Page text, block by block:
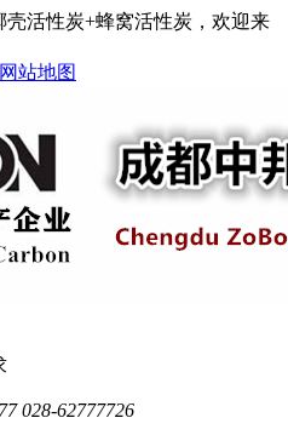
活性炭+蜂窝活性炭，欢迎来
网站地图
028-62777726